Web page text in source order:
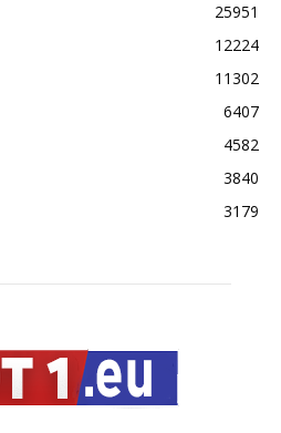
25951
12224
11302
6407
4582
3840
3179